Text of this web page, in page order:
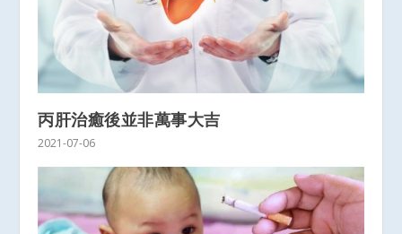
丙肝治癒後並非萬事大吉
2021-07-06